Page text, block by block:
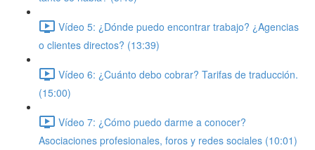
Vídeo 5: ¿Dónde puedo encontrar trabajo? ¿Agencias
o clientes directos? (13:39)
Vídeo 6: ¿Cuánto debo cobrar? Tarifas de traducción.
(15:00)
Vídeo 7: ¿Cómo puedo darme a conocer?
Asociaciones profesionales, foros y redes sociales (10:01)